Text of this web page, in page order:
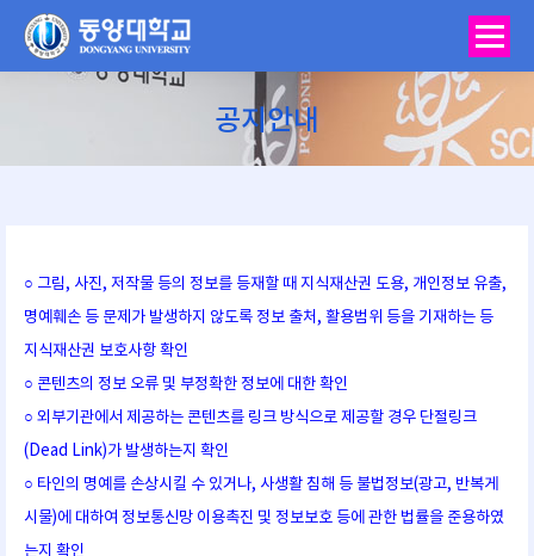
공지안내
You are here:
○ 그림, 사진, 저작물 등의 정보를 등재할 때 지식재산권 도용, 개인정보 유출,
명예훼손 등 문제가 발생하지 않도록 정보 출처, 활용범위 등을 기재하는 등
지식재산권 보호사항 확인
○ 콘텐츠의 정보 오류 및 부정확한 정보에 대한 확인
○ 외부기관에서 제공하는 콘텐츠를 링크 방식으로 제공할 경우 단절링크
(Dead Link)가 발생하는지 확인
○ 타인의 명예를 손상시킬 수 있거나, 사생활 침해 등 불법정보(광고, 반복게
시물)에 대하여 정보통신망 이용촉진 및 정보보호 등에 관한 법률을 준용하였
는지 확인